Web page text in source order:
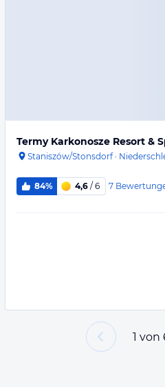
Termy Karkonosze Resort &
Staniszów/Stonsdorf·
84% 4,6 / 6 7
1 von